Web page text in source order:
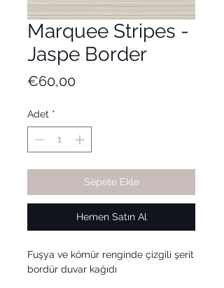
Marquee Stripes -
Jaspe Border
€60,00Fiyat
Adet *
Sepete Ekle
Hemen Satın Al
Fuşya ve kömür renginde çizgili şerit
bordür duvar kağıdı